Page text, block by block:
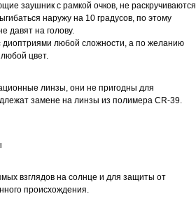
заушник с рамкой очков, не раскручиваются
наружу на 10 градусов, по этому
давят на голову.
диоптриями любой сложности, а по желанию
цвет.
линзы, они не пригодны для
замене на линзы из полимера CR-39.
взглядов на солнце и для защиты от
происхождения.